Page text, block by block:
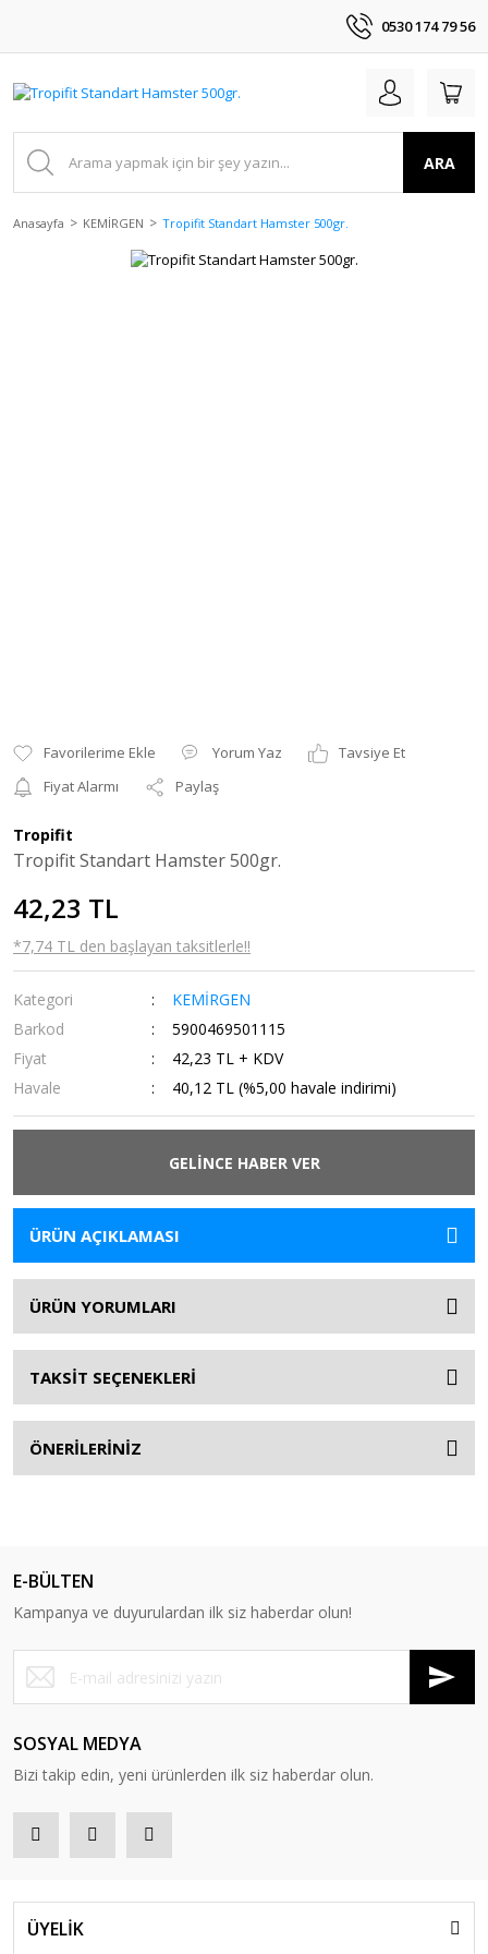
0530 174 79 56
ARA
Anasayfa KEMİRGEN Tropifit Standart Hamster 500gr.
Yorum Yaz
Tavsiye Et
Fiyat Alarmı
Paylaş
Tropifit
Tropifit Standart Hamster 500gr.
42,23 TL
*7,74 TL den başlayan taksitlerle!!
Kategori
KEMİRGEN
Barkod
5900469501115
Fiyat
42,23 TL + KDV
Havale
40,12 TL (%5,00 havale indirimi)
GELİNCE HABER VER
ÜRÜN AÇIKLAMASI
ÜRÜN YORUMLARI
TAKSİT SEÇENEKLERİ
ÖNERİLERİNİZ
E-BÜLTEN
Kampanya ve duyurulardan ilk siz haberdar olun!
SOSYAL MEDYA
Bizi takip edin, yeni ürünlerden ilk siz haberdar olun.
ÜYELİK